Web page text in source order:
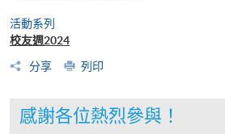
活動系列
校友週2024
分享
列印
感謝各位熱烈參與！